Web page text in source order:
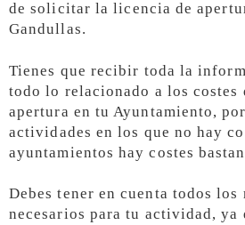
de solicitar la licencia de
Gandullas.
Tienes que recibir toda la
todo lo relacionado a los costes
apertura en tu Ayuntamiento,
actividades en los que no hay
ayuntamientos hay costes
Debes tener en cuenta todos los
necesarios para tu actividad, ya